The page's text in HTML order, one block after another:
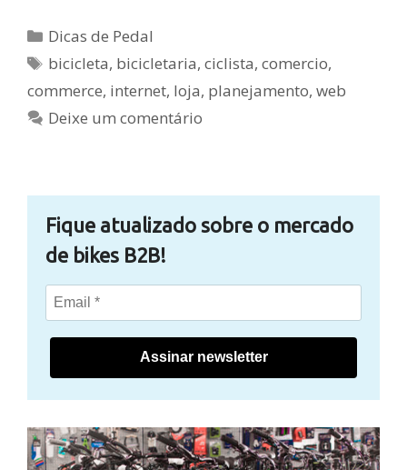
Categorias
Dicas de Pedal
Tags
bicicleta, bicicletaria,ciclista,comercio,
commerce, internet, loja, planejamento, web
Deixe um comentário
Fique atualizado sobre o mercado
de bikes B2B!
Assinar newsletter